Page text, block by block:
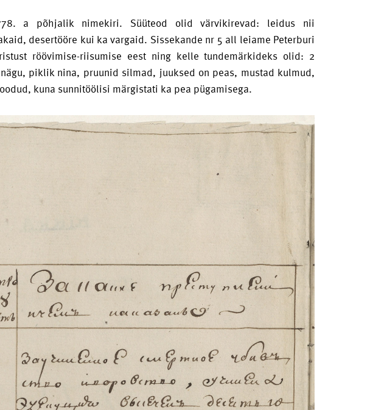
a põhjalik nimekiri. Süüteod olid värvikirevad: leidus nii
desertööre kui ka vargaid. Sissekande nr 5 all leiame Peterburi
röövimise-riisumise eest ning kelle tundemärkideks olid: 2
piklik nina, pruunid silmad, juuksed on peas, mustad kulmud,
kuna sunnitöölisi märgistati ka pea pügamisega.